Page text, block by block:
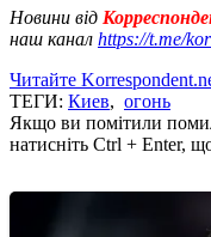
Новини від
наш канал https://t.me/
Читайте
ТЕГИ: Киев, огонь
Якщо ви помітили
натисніть Ctrl + Enter,